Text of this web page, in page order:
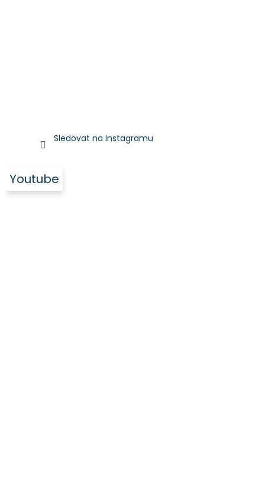
Sledovat na Instagramu
Youtube